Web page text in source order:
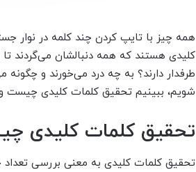
همه چیز با تایپ کردن چند کلمه در نوار
کلیدی هستند که همه دنبالشان می‌گردند تا
طرفدار دارند؟ به چه درد می‌خورند و چگونه
شویم، ببینیم تحقیق کلمات کلیدی چیست
تحقیق کلمات کلیدی
تحقیق کلمات کلیدی به معنی بررسی